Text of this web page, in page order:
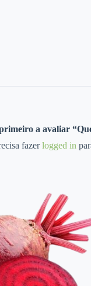
a avaliar
fazerlogged in